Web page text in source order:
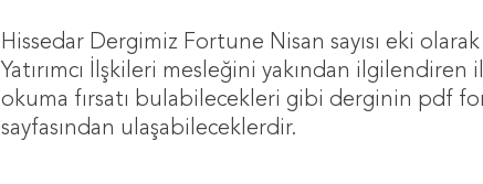
Hissedar Dergimiz Fortune Nisan sayısı eki
Yatırımcı İlşkileri mesleğini yakından
okuma fırsatı bulabilecekleri gibi derginin pdf
sayfasından ulaşabileceklerdir.